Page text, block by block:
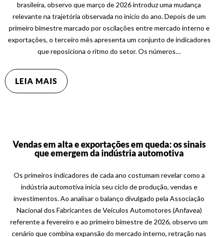
brasileira, observo que março de 2026 introduz uma mudança
relevante na trajetória observada no início do ano. Depois de um
primeiro bimestre marcado por oscilações entre mercado interno e
exportações, o terceiro mês apresenta um conjunto de indicadores
que reposiciona o ritmo do setor. Os números…
LEIA MAIS
Vendas em alta e exportações em queda: os sinais
que emergem da indústria automotiva
Os primeiros indicadores de cada ano costumam revelar como a
indústria automotiva inicia seu ciclo de produção, vendas e
investimentos. Ao analisar o balanço divulgado pela Associação
Nacional dos Fabricantes de Veículos Automotores (Anfavea)
referente a fevereiro e ao primeiro bimestre de 2026, observo um
cenário que combina expansão do mercado interno, retração nas